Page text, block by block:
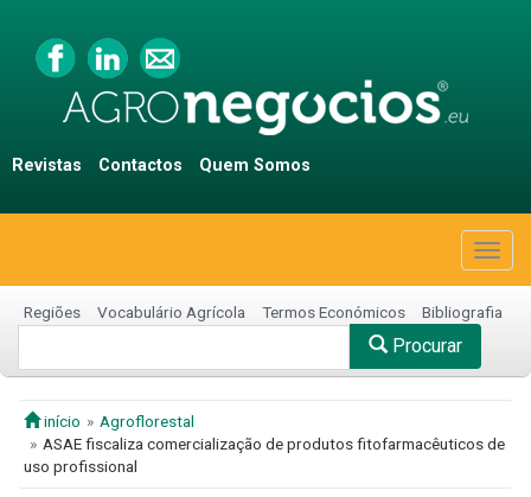
Revistas Contactos Quem Somos
Regiões Vocabulário Agrícola Termos Económicos Bibliografia
Procurar
início
Agroflorestal
ASAE fiscaliza comercialização de produtos fitofarmacêuticos de
uso profissional